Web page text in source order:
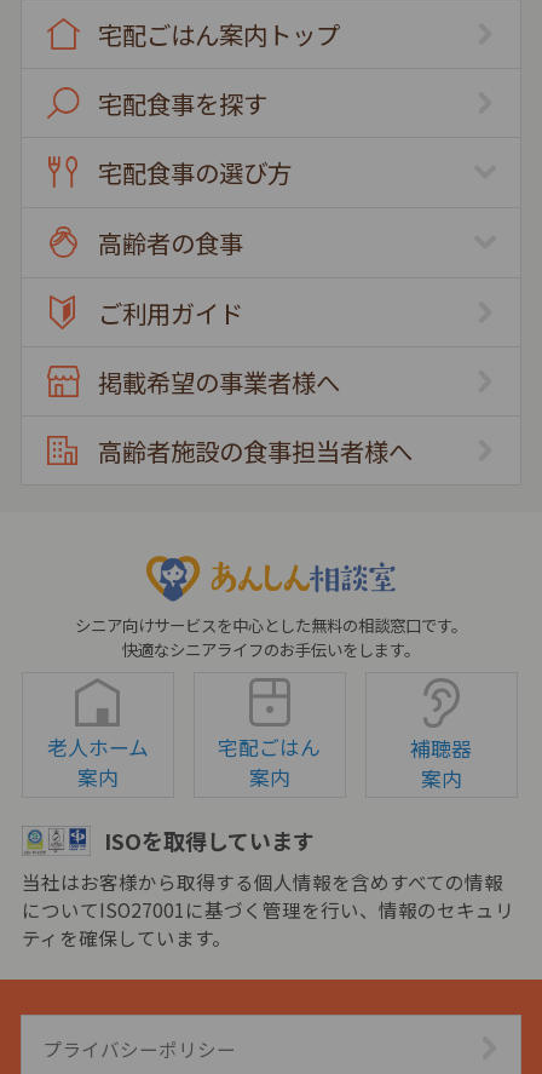
宅配ごはん案内トップ
宅配食事を探す
宅配食事の選び方
高齢者の食事
ご利用ガイド
掲載希望の事業者様へ
高齢者施設の食事担当者様へ
シニア向けサービスを中心とした無料の相談窓口です。
快適なシニアライフのお手伝いをします。
老人ホーム
案内
宅配ごはん
案内
補聴器
案内
ISOを取得しています
当社はお客様から取得する個人情報を含めすべての情報
についてISO27001に基づく管理を行い、情報のセキュリ
ティを確保しています。
プライバシーポリシー